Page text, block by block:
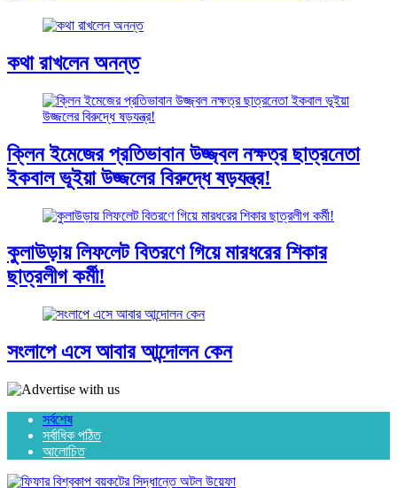
কথা রাখলেন অনন্ত
ক্লিন ইমেজের প্রতিভাবান উজ্জ্বল নক্ষত্র ছাত্রনেতা
ইকবাল ভূইয়া উজ্জলের বিরুদ্ধে ষড়যন্ত্র!
কুলাউড়ায় লিফলেট বিতরণে গিয়ে মারধরের শিকার
ছাত্রলীগ কর্মী!
সংলাপে এসে আবার আন্দোলন কেন
সর্বশেষ
সর্বাধিক পঠিত
আলোচিত